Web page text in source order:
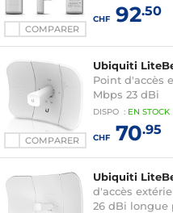
COMPARER
CHF92.50
COMPARER
Ubiquiti
Point d'accès
Mbps 23 dBi
DISPO : EN STOCK
CHF70.95
Ubiquiti
d'accès
26 dBi longue